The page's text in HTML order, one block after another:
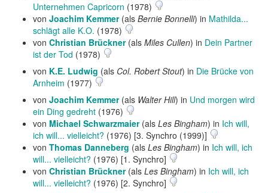
Unternehmen Capricorn (1978)
von Joachim Kemmer(als Bernie Bonnelli) in Mathilda...
schlägt alle K.O. (1978)
von Christian Brückner(als Miles Cullen) in Dein Partner
ist der Tod (1978)
von K.E. Ludwig (als Col. Robert Stout) in Die Brücke von
Arnheim (1977)
von Joachim Kemmer(als Walter Hill) in Und morgen wird
ein Ding gedreht (1976)
von Michael Schwarzmaier(als Les Bingham) in Ich will,
ich will... vielleicht? (1976) [3. Synchro (1999)]
von Thomas Danneberg (als Les Bingham) in Ich will, ich
will... vielleicht? (1976) [1. Synchro]
von Christian Brückner(als Les Bingham) in Ich will, ich
will... vielleicht? (1976) [2. Synchro]